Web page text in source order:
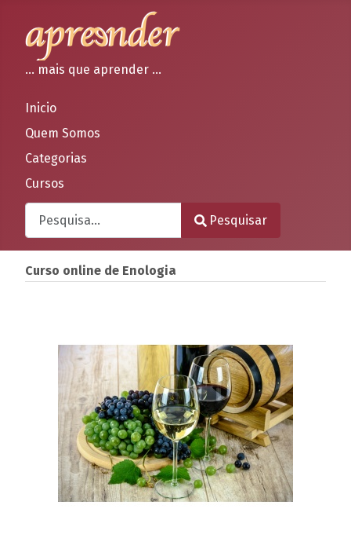
... mais que aprender ...
Inicio
Quem Somos
Categorias
Cursos
Pesquisar
Pesquisar
Curso online de Enologia